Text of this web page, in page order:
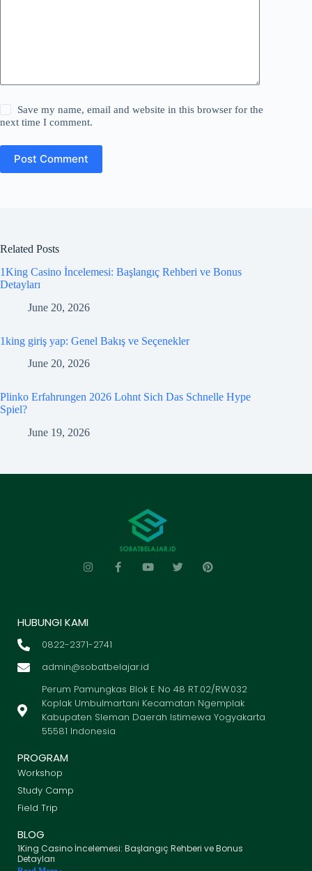
Save my name, email and website in this browser for the
next time I comment.
Post Comment
Related Posts
1King Casino İncelemesi: Başlangıç Rehberi ve Bonus
Detayları
June 20, 2026
1king giriş yap: Genel Bakış ve Seçenekler
June 20, 2026
Plinko Erfahrungen 2026 Lohnt Sich Das Schnelle Hype
Spiel?
June 19, 2026
HUBUNGI KAMI
0822-2371-2741
admin@sobatbelajar.id
Perum Pamungkas Blok E No 48 RT.02/RW.032
Koplak Umbulmartani Kecamatan Ngemplak
Kabupaten Sleman Daerah Istimewa Yogyakarta
55581 Indonesia
PROGRAM
Workshop
Study Camp
Field Trip
BLOG
1King Casino İncelemesi: Başlangıç Rehberi ve Bonus
Detayları